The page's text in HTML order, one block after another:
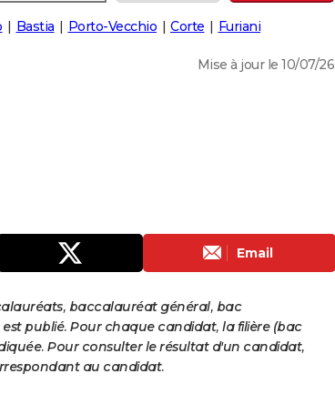
Bastia Porto-Vecchio Corte Furiani
Mise à jour le 10/07/26
Email
baccalauréat général, bac
publié. Pour chaque candidat, la filière (bac
Pour consulter le résultat d'un candidat,
au candidat.